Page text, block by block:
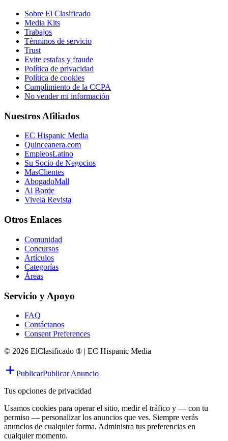
Sobre El Clasificado
Media Kits
Trabajos
Términos de servicio
Trust
Evite estafas y fraude
Política de privacidad
Política de cookies
Cumplimiento de la CCPA
No vender mi información
Nuestros Afiliados
EC Hispanic Media
Quinceanera.com
EmpleosLatino
Su Socio de Negocios
MasClientes
AbogadoMall
Al Borde
Vivela Revista
Otros Enlaces
Comunidad
Concursos
Artículos
Categorías
Áreas
Servicio y Apoyo
FAQ
Contáctanos
Consent Preferences
© 2026 ElClasificado ® | EC Hispanic Media
PublicarPublicar Anuncio
Tus opciones de privacidad
Usamos cookies para operar el sitio, medir el tráfico y — con tu
permiso — personalizar los anuncios que ves. Siempre verás
anuncios de cualquier forma. Administra tus preferencias en
cualquier momento.